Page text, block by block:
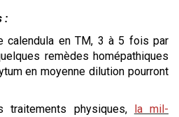
:
calendula en TM, 3 à 5 fois par
remèdes homépathiques
en moyenne dilution pourront
physiques, la mil-